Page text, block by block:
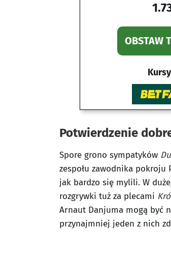
OBSTAW
Potwierdzenie
Spore grono sympatyków
zespołu zawodnika pokroju
jak bardzo się mylili. W
rozgrywki tuż za plecami
Arnaut Danjuma mogą być
przynajmniej jeden z nich